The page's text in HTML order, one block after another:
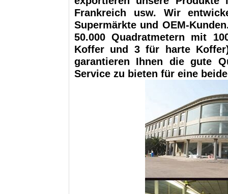
Frankreich usw. Wir
Supermärkte und OEM-
50.000 Quadratmetern mit
Koffer und 3 für harte
garantieren Ihnen die gute
Service zu bieten für eine